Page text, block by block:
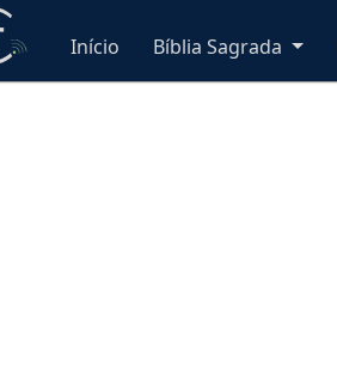
Início Bíblia Sagrada